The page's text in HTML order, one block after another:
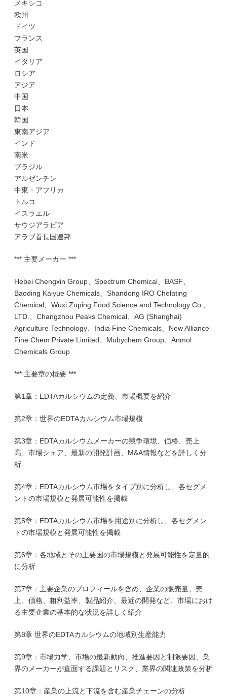
メキシコ
欧州
ドイツ
フランス
英国
イタリア
ロシア
アジア
中国
日本
韓国
東南アジア
インド
南米
ブラジル
アルゼンチン
中東・アフリカ
トルコ
イスラエル
サウジアラビア
アラブ首長国連邦
*** 主要メーカー ***
Hebei Chengxin Group、Spectrum Chemical、BASF、
Baoding Kaiyue Chemicals、Shandong IRO Chelating
Chemical、Wuxi Zuping Food Science and Technology Co.,
LTD.、Changzhou Peaks Chemical、AG (Shanghai)
Agriculture Technology、India Fine Chemicals、New Alliance
Fine Chem Private Limited、Mubychem Group、Anmol
Chemicals Group
*** 主要章の概要 ***
第1章：EDTAカルシウムの定義、市場概要を紹介
第2章：世界のEDTAカルシウム市場規模
第3章：EDTAカルシウムメーカーの競争環境、価格、売上
高、市場シェア、最新の開発計画、M&A情報などを詳しく分
析
第4章：EDTAカルシウム市場をタイプ別に分析し、各セグメ
ントの市場規模と発展可能性を掲載
第5章：EDTAカルシウム市場を用途別に分析し、各セグメン
トの市場規模と発展可能性を掲載
第6章：各地域とその主要国の市場規模と発展可能性を定量的
に分析
第7章：主要企業のプロフィールを含め、企業の販売量、売
上、価格、粗利益率、製品紹介、最近の開発など、市場におけ
る主要企業の基本的な状況を詳しく紹介
第8章 世界のEDTAカルシウムの地域別生産能力
第9章：市場力学、市場の最新動向、推進要因と制限要因、業
界のメーカーが直面する課題とリスク、業界の関連政策を分析
第10章：産業の上流と下流を含む産業チェーンの分析